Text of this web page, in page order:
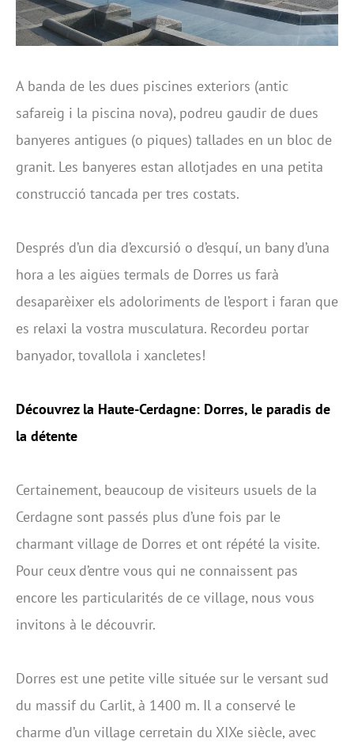
A banda de les dues piscines exteriors (antic
safareig i la piscina nova), podreu gaudir de dues
banyeres antigues (o piques) tallades en un bloc de
granit. Les banyeres estan allotjades en una petita
construcció tancada per tres costats.
Després d’un dia d’excursió o d’esquí, un bany d’una
hora a les aigües termals de Dorres us farà
desaparèixer els adoloriments de l’esport i faran que
es relaxi la vostra musculatura. Recordeu portar
banyador, tovallola i xancletes!
Découvrez la Haute-Cerdagne: Dorres, le paradis de
la détente
Certainement, beaucoup de visiteurs usuels de la
Cerdagne sont passés plus d’une fois par le
charmant village de Dorres et ont répété la visite.
Pour ceux d’entre vous qui ne connaissent pas
encore les particularités de ce village, nous vous
invitons à le découvrir.
Dorres est une petite ville située sur le versant sud
du massif du Carlit, à 1400 m. Il a conservé le
charme d’un village cerretain du XIXe siècle, avec